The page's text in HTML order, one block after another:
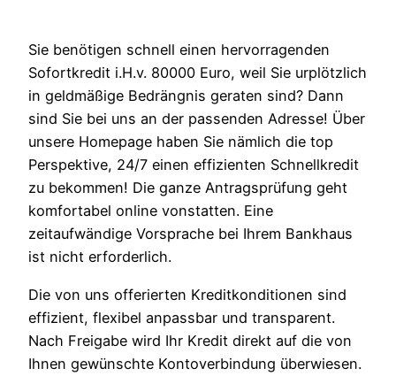
Sie benötigen schnell einen hervorragenden
Sofortkredit i.H.v. 80000 Euro, weil Sie urplötzlich
in geldmäßige Bedrängnis geraten sind? Dann
sind Sie bei uns an der passenden Adresse! Über
unsere Homepage haben Sie nämlich die top
Perspektive, 24/7 einen effizienten Schnellkredit
zu bekommen! Die ganze Antragsprüfung geht
komfortabel online vonstatten. Eine
zeitaufwändige Vorsprache bei Ihrem Bankhaus
ist nicht erforderlich.
Die von uns offerierten Kreditkonditionen sind
effizient, flexibel anpassbar und transparent.
Nach Freigabe wird Ihr Kredit direkt auf die von
Ihnen gewünschte Kontoverbindung überwiesen.